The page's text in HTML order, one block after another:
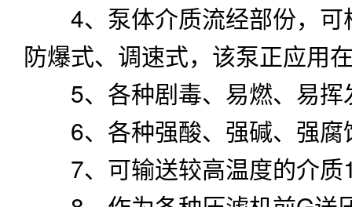
4、泵体介质流经部份，可
防爆式、调速式，该泵正应用
5、各种剧毒、易燃、易挥
6、各种强酸、强碱、强腐
7、可输送较高温度的介